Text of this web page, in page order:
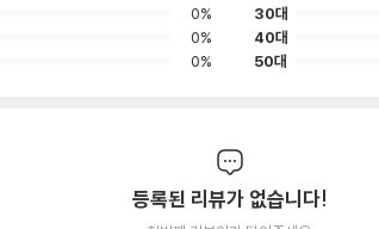
0%
0%
0%
30대
40대
50대
등록된 리뷰가 없습니다!